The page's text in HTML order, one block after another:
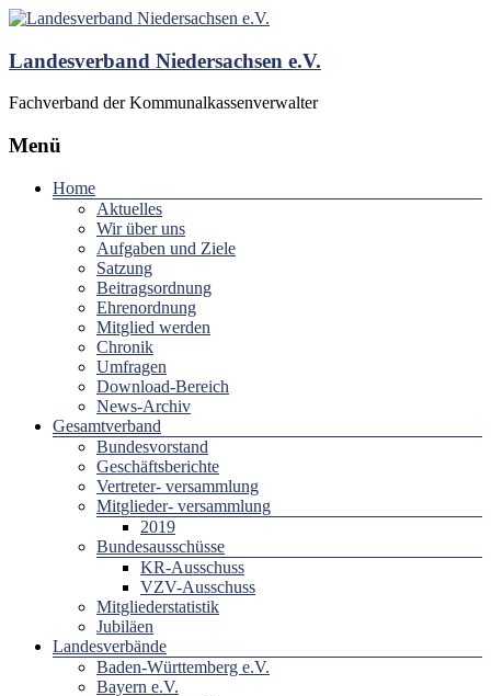
Landesverband Niedersachsen e.V.
Fachverband der Kommunalkassenverwalter
Menü
Home
Aktuelles
Wir über uns
Aufgaben und Ziele
Satzung
Beitragsordnung
Ehrenordnung
Mitglied werden
Chronik
Umfragen
Download-Bereich
News-Archiv
Gesamtverband
Bundesvorstand
Geschäftsberichte
Vertreter- versammlung
Mitglieder- versammlung
2019
Bundesausschüsse
KR-Ausschuss
VZV-Ausschuss
Mitgliederstatistik
Jubiläen
Landesverbände
Baden-Württemberg e.V.
Bayern e.V.